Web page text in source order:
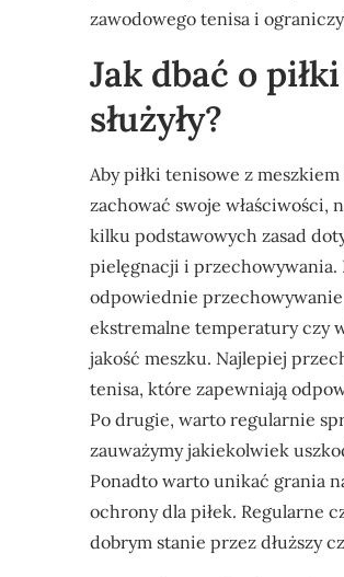
zawodowego tenisa i
Jak dbać o
służyły?
Aby piłki tenisowe z meszkiem
zachować swoje właściwości,
kilku podstawowych zasad
pielęgnacji i przechowywania.
odpowiednie
ekstremalne temperatury czy
jakość meszku. Najlepiej
tenisa, które zapewniają
Po drugie, warto regularnie
zauważymy jakiekolwiek
Ponadto warto unikać grania
ochrony dla piłek. Regularne
dobrym stanie przez dłuższy